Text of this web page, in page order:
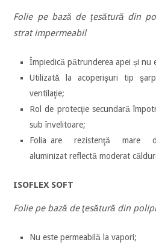
Folie pe bază de ţesătură din
strat impermeabil
Împiedică pătrunderea apei și nu
Utilizată la acoperişuri tip
ventilaţie;
Rol de protecţie secundară
sub învelitoare;
Folia are rezistenţă
aluminizat reflectă moderat
ISOFLEX SOFT
Folie pe bază de ţesătură din
Nu este permeabilă la vapori;